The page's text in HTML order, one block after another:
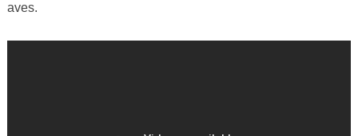
aves.